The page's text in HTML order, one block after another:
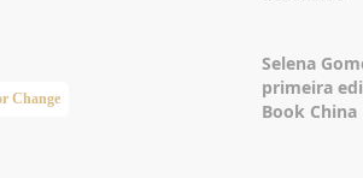
Change
Selena
primeira
Book China